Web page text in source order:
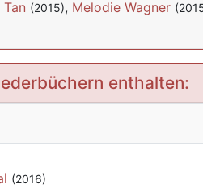
Tan (2015), Melodie Wagner
enthalten:
(2016)